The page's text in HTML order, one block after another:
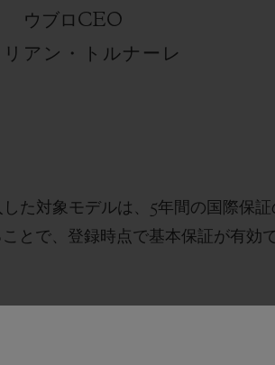
ウブロCEO
リアン・トルナーレ
た対象モデルは、5年間の国際保
で、登録時点で基本保証が有効
した。スイス・ニヨンの自社マニ
推進しています。 継続的に進化